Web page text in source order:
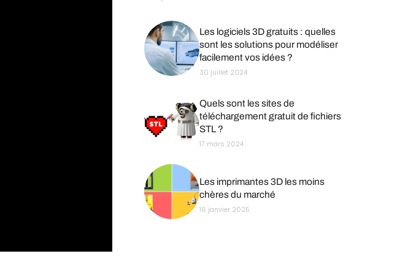
Les logiciels 3D gratuits : quelles
sont les solutions pour modéliser
facilement vos idées ?
30 juillet 2024
Quels sont les sites de
téléchargement gratuit de fichiers
STL ?
17 mars 2024
Les imprimantes 3D les moins
chères du marché
16 janvier 2025